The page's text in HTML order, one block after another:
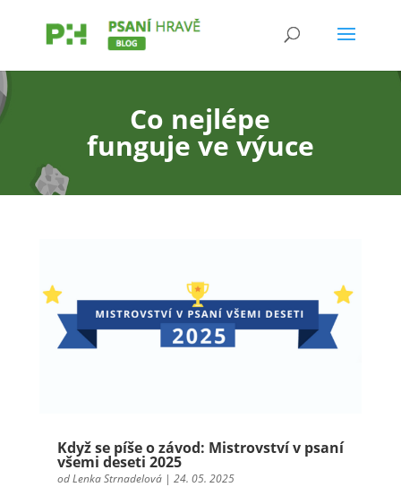
Co nejlépe
funguje ve výuce
Když se píše o závod: Mistrovství v psaní
všemi deseti 2025
odLenka Strnadelová| 24. 05. 2025